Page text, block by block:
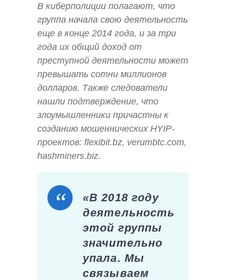
В киберполиции полагают, что
группа начала свою деятельность
еще в конце 2014 года, и за три
года их общий доход от
преступной деятельности может
превышать сотни миллионов
долларов. Также следователи
нашли подтверждение, что
злоумышленники причастны к
созданию мошеннических HYIP-
проектов: flexibit.bz, verumbtc.com,
hashminers.biz.
«В 2018 году
деятельность
этой группы
значительно
упала. Мы
связываем